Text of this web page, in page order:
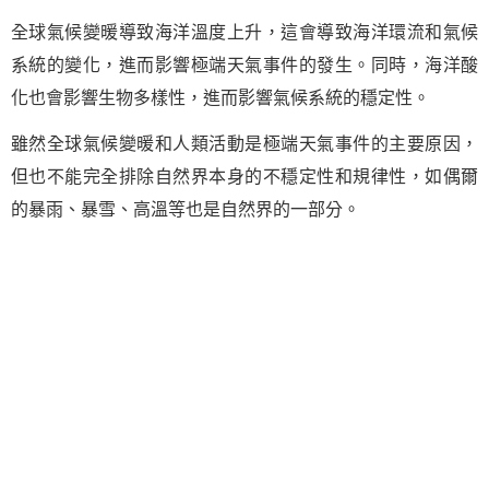
全球氣候變暖導致海洋溫度上升，這會導致海洋環流和氣候
系統的變化，進而影響極端天氣事件的發生。同時，海洋酸
化也會影響生物多樣性，進而影響氣候系統的穩定性。
雖然全球氣候變暖和人類活動是極端天氣事件的主要原因，
但也不能完全排除自然界本身的不穩定性和規律性，如偶爾
的暴雨、暴雪、高溫等也是自然界的一部分。